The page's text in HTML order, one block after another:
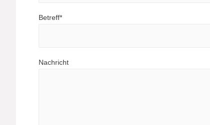
Betreff*
Nachricht